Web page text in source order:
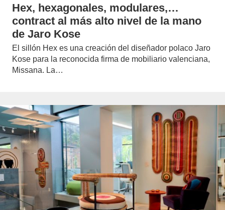
Hex, hexagonales, modulares,…
contract al más alto nivel de la mano
de Jaro Kose
El sillón Hex es una creación del diseñador polaco Jaro
Kose para la reconocida firma de mobiliario valenciana,
Missana. La…